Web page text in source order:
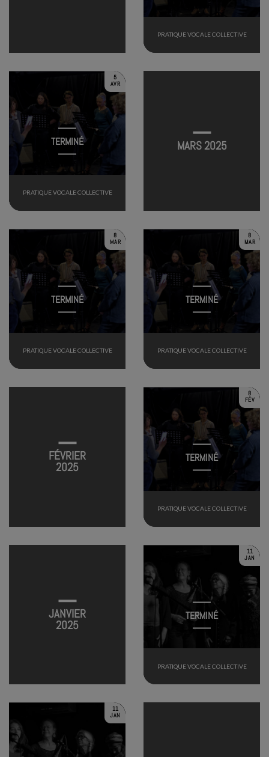
PRATIQUE VOCALE COLLECTIVE
5
AVR
PRATIQUE VOCALE COLLECTIVE
TERMINÉ MARS 2025
8
MAR
PRATIQUE VOCALE COLLECTIVE
TERMINÉ
8
MAR
PRATIQUE VOCALE COLLECTIVE
TERMINÉ
FÉVRIER
2025
8
FÉV
PRATIQUE VOCALE COLLECTIVE
TERMINÉ
JANVIER
2025
11
JAN
PRATIQUE VOCALE COLLECTIVE
TERMINÉ
11
JAN